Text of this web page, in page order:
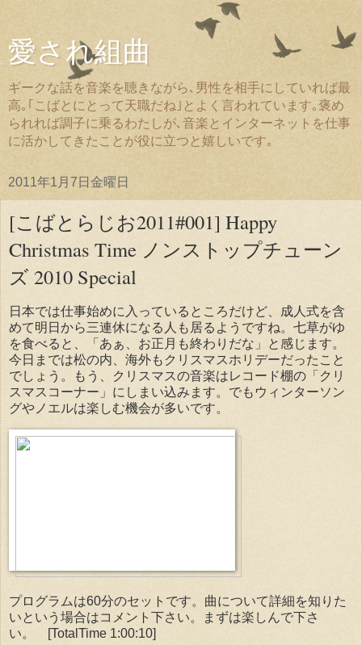
愛され組曲
ギークな話を音楽を聴きながら､男性を相手にしていれば最
高｡｢こばとにとって天職だね｣とよく言われています｡褒め
られれば調子に乗るわたしが､音楽とインターネットを仕事
に活かしてきたことが役に立つと嬉しいです｡
2011年1月7日金曜日
[こばとらじお2011#001] Happy
Christmas Time ノンストップチューン
ズ 2010 Special
日本では仕事始めに入っているところだけど、成人式を含
めて明日から三連休になる人も居るようですね。七草がゆ
を食べると、「あぁ、お正月も終わりだな」と感じます。
今日までは松の内、海外もクリスマスホリデーだったこと
でしょう。もう、クリスマスの音楽はレコード棚の「クリ
スマスコーナー」にしまい込みます。でもウィンターソン
グやノエルは楽しむ機会が多いです。
プログラムは60分のセットです。曲について詳細を知りた
いという場合はコメント下さい。まずは楽しんで下さ
い。 [TotalTime 1:00:10]